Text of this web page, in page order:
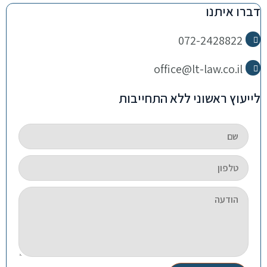
דברו איתנו
072-2428822
office@lt-law.co.il
לייעוץ ראשוני ללא התחייבות